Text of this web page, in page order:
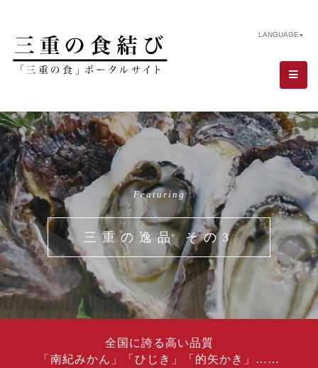
LANGUAGE▼
Featuring
三重の逸品 その3
全国に誇る高い品質
「南紀みかん」「ひじき」「的矢かき」……